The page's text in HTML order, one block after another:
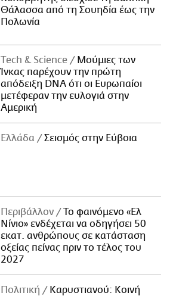
Θάλασσα από τη Σουηδία έως την
Πολωνία
Τech & Science
Μούμιες των
Ίνκας παρέχουν την πρώτη
απόδειξη DNA ότι οι Ευρωπαίοι
μετέφεραν την ευλογιά στην
Αμερική
Ελλάδα Σεισμός στην Εύβοια
Περιβάλλον
Το φαινόμενο «Ελ
Νίνιο» ενδέχεται να οδηγήσει 50
εκατ. ανθρώπους σε κατάσταση
οξείας πείνας πριν το τέλος του
2027
Πολιτική
Καρυστιανού: Κοινή